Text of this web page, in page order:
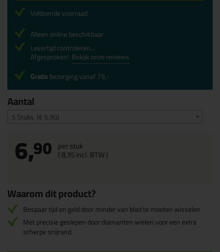
Aantal
5 Stuks (€ 6,90)
6,90 per stuk
(8,35incl. BTW )
Voldoende voorraad
Alleen online beschikbaar
Levertijd controleren...
Afgesproken! Bekijk onze reviews
Gratisbezorging vanaf 75,-
Waarom dit product?
Bespaar tijd en geld door minder van blad te moeten wisselen
Met precisie geslepen door diamanten wielen voor een extra
scherpe snijrand.